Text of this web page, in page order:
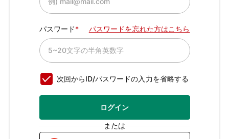
パスワード パスワードを忘れた方はこちら
次回からID/パスワードの入力を省略する
ログイン
または